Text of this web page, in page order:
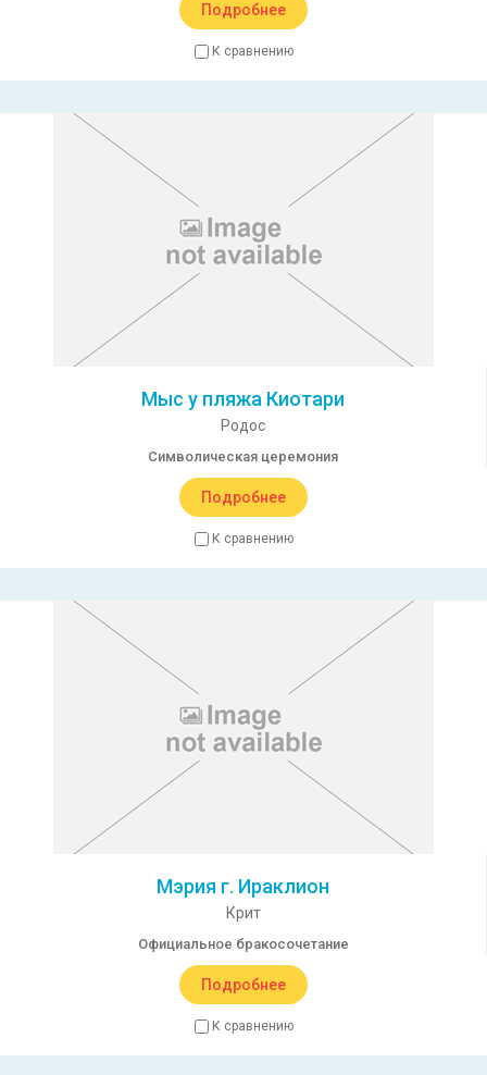
Подробнее
К сравнению
Мыс у пляжа Киотари
Родос
Символическая церемония
Подробнее
К сравнению
Мэрия г. Ираклион
Крит
Официальное бракосочетание
Подробнее
К сравнению